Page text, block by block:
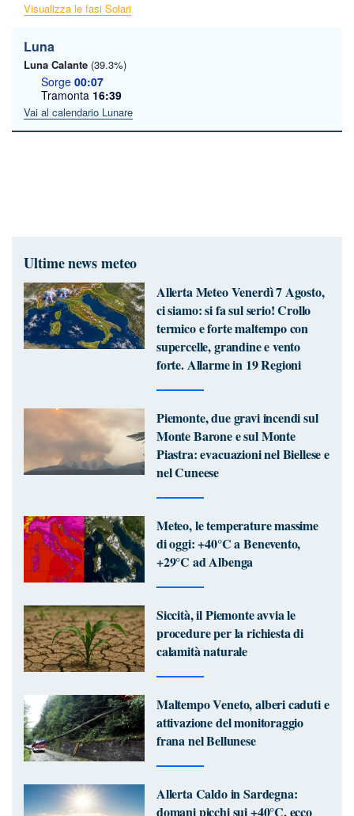
Visualizza le fasi Solari
Luna
Luna Calante (39.3%)
Sorge 00:07
Tramonta 16:39
Vai al calendario Lunare
Ultime news meteo
Allerta Meteo Venerdì 7 Agosto,
ci siamo: si fa sul serio! Crollo
termico e forte maltempo con
supercelle, grandine e vento
forte. Allarme in 19 Regioni
Piemonte, due gravi incendi sul
Monte Barone e sul Monte
Piastra: evacuazioni nel Biellese e
nel Cuneese
Meteo, le temperature massime
di oggi: +40°C a Benevento,
+29°C ad Albenga
Siccità, il Piemonte avvia le
procedure per la richiesta di
calamità naturale
Maltempo Veneto, alberi caduti e
attivazione del monitoraggio
frana nel Bellunese
Allerta Caldo in Sardegna:
domani picchi sui +40°C, ecco